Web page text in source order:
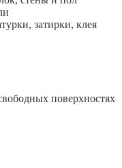
затирки, клея
поверхностях